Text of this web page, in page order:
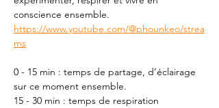
conscience ensemble.
https://www.youtube.com/@phounkeo/strea
ms
0 - 15 min : temps de partage, d’éclairage
sur ce moment ensemble.
15 - 30 min : temps de respiration